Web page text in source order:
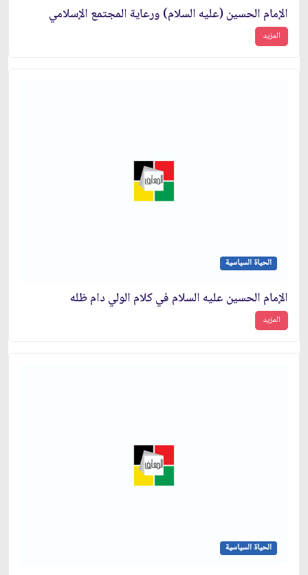
الإمام الحسين (عليه السلام) ورعاية المجتمع الإسلامي
المزيد
الحياة السياسية
الإمام الحسين عليه السلام في كلام الولي دام ظله
المزيد
الحياة السياسية